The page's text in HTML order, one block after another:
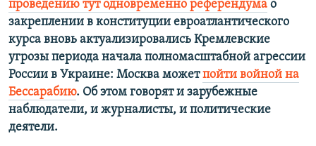
проведению тут одновременно референдума о
закреплении в конституции евроатлантического
курса вновь актуализировались Кремлевские
угрозы периода начала полномасштабной агрессии
России в Украине: Москва можетпойти войной на
Бессарабию. Об этом говорят и зарубежные
наблюдатели, и журналисты, и политические
деятели.